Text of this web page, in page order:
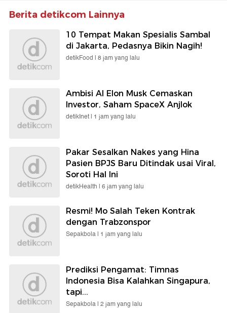
Berita detikcom Lainnya
10 Tempat Makan Spesialis Sambal
di Jakarta, Pedasnya Bikin Nagih!
detikFood | 8 jam yang lalu
Ambisi AI Elon Musk Cemaskan
Investor, Saham SpaceX Anjlok
detikInet | 1 jam yang lalu
Pakar Sesalkan Nakes yang Hina
Pasien BPJS Baru Ditindak usai Viral,
Soroti Hal Ini
detikHealth | 6 jam yang lalu
Resmi! Mo Salah Teken Kontrak
dengan Trabzonspor
Sepakbola | 1 jam yang lalu
Prediksi Pengamat: Timnas
Indonesia Bisa Kalahkan Singapura,
tapi...
Sepakbola | 2 jam yang lalu